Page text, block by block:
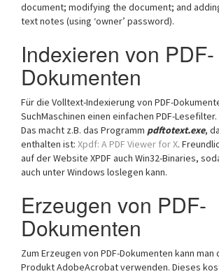
document; modifying the document; and
text notes (using ‘owner’ password).
Indexieren von PDF-
Dokumenten
Für die Volltext-Indexierung von PDF-
SuchMaschinen einen einfachen PDF-Lesefilter.
Das macht z.B. das Programm pdftotext.exe,
enthalten ist: Xpdf: A PDF Viewer for X.
auf der Website XPDF auch Win32-Binaries,
auch unter Windows loslegen kann.
Erzeugen von PDF-
Dokumenten
Zum Erzeugen von PDF-Dokumenten kann man
Produkt AdobeAcrobat verwenden. Dieses